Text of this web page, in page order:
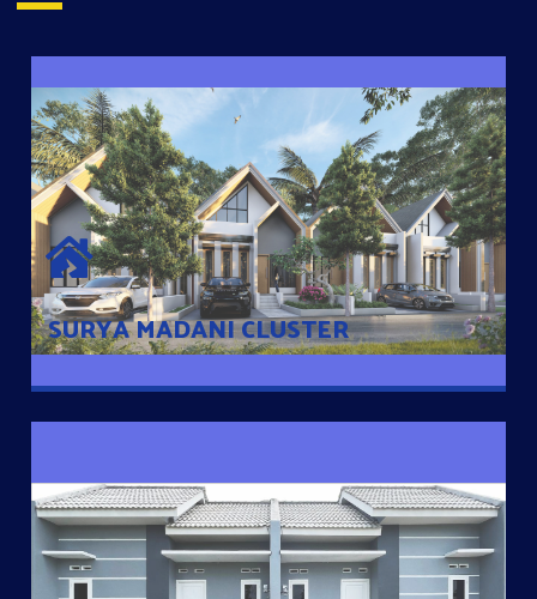
SURYA MADANI CLUSTER
SURYA MADANI CLUSTER
Desain Modern Minimalis dengan Konsep Rumah Pintar
Sehingga Memudahkan Penghuni mengakses rumahnya
dengan Ponsel
SURYA MADANI DUA